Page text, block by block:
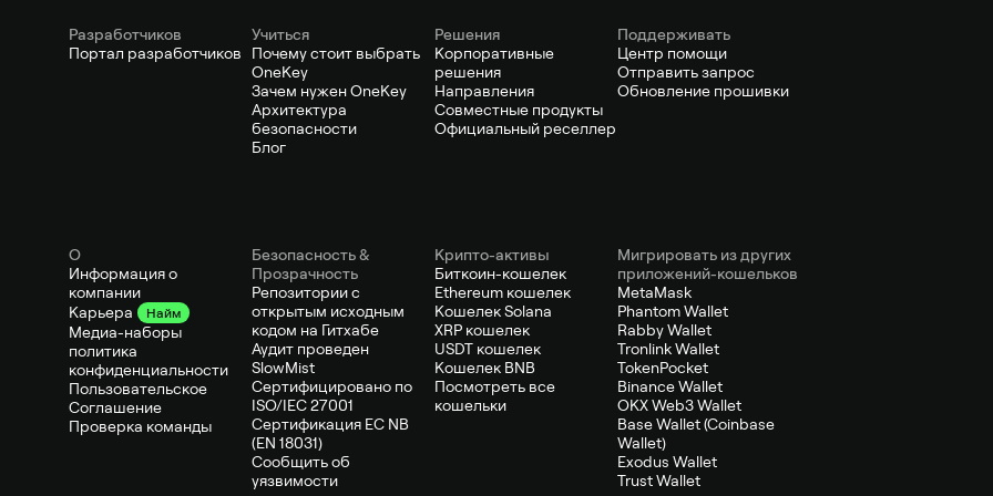
Pазработчиков
Портал разработчиков
Учиться
Почему стоит выбрать
OneKey
Зачем нужен OneKey
Архитектура
безопасности
Блог
Решения
Корпоративные
решения
Направления
Совместные продукты
Официальный реселлер
Поддерживать
Центр помощи
Отправить запрос
Обновление прошивки
О
Информация о
компании
Карьера
Найм
Медиа-наборы
политика
конфиденциальности
Пользовательское
Соглашение
Проверка команды
Безопасность &
Прозрачность
Репозитории с
открытым исходным
кодом на Гитхабе
Аудит проведен
SlowMist
Сертифицировано по
ISO/IEC 27001
Сертификация ЕС NB
(EN 18031)
Сообщить об
уязвимости
Крипто-активы
Биткоин-кошелек
Ethereum кошелек
Кошелек Solana
XRP кошелек
USDT кошелек
Кошелек BNB
Посмотреть все
кошельки
Мигрировать из других
приложений-кошельков
MetaMask
Phantom Wallet
Rabby Wallet
Tronlink Wallet
TokenPocket
Binance Wallet
OKX Web3 Wallet
Base Wallet (Coinbase
Wallet)
Exodus Wallet
Trust Wallet